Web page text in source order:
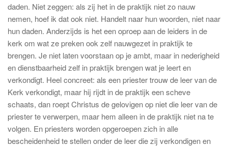
daden. Niet zeggen: als zij het in de praktijk niet zo nauw
nemen, hoef ik dat ook niet. Handelt naar hun woorden, niet naar
hun daden. Anderzijds is het een oproep aan de leiders in de
kerk om wat ze preken ook zelf nauwgezet in praktijk te
brengen. Je niet laten voorstaan op je ambt, maar in nederigheid
en dienstbaarheid zelf in praktijk brengen wat je leert en
verkondigt. Heel concreet: als een priester trouw de leer van de
Kerk verkondigt, maar hij rijdt in de praktijk een scheve
schaats, dan roept Christus de gelovigen op niet die leer van de
priester te verwerpen, maar hem alleen in de praktijk niet na te
volgen. En priesters worden opgeroepen zich in alle
bescheidenheid te stellen onder de leer die zij verkondigen en